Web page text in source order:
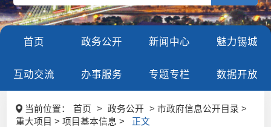
首页 政务公开 新闻中心 魅力锡城
互动交流 办事服务 专题专栏 数据开放
当前位置： 首页 > 政务公开
> 市政府信息公开目录 >
重大项目 > 项目基本信息 >
正文